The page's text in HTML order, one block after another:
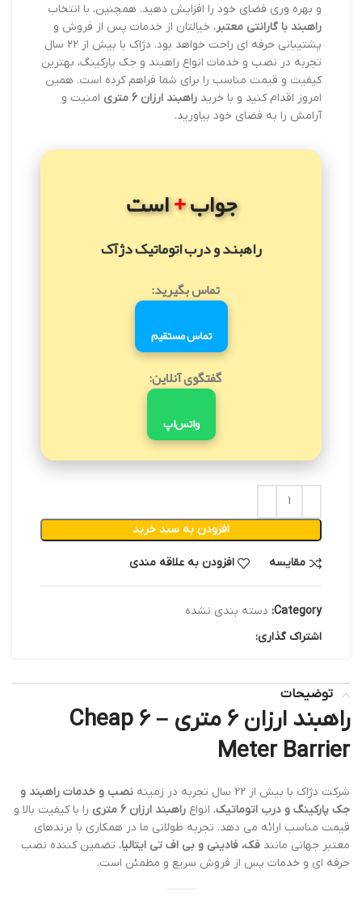
و بهره وری فضای خود را افزایش دهید. همچنین، با انتخاب
راهبند با گارانتی معتبر، خیالتان از خدمات پس از فروش و
پشتیبانی حرفه ای راحت خواهد بود. دژاک با بیش از 22 سال
تجربه در نصب و خدمات انواع راهبند و جک پارکینگ، بهترین
کیفیت و قیمت مناسب را برای شما فراهم کرده است. همین
امروز اقدام کنید و با خرید راهبند ارزان 6 متری
امنیت و
آرامش را به فضای خود بیاورید.
جواب+است
راهبند و درب اتوماتیک دژآک
تماس بگیرید:
تماس مستقیم
گفتگوی آنلاین:
واتس‌اپ
افزودن به سبد خرید
مقایسه افزودن به علاقه مندی
Category: دسته بندی نشده
اشتراک گذاری:
توضیحات
راهبند ارزان 6 متری – Cheap 6
Meter Barrier
شرکت دژاک با بیش از 22 سال تجربه در زمینه
نصب و خدمات راهبند و
جک پارکینگ و درب اتوماتیک، انواع راهبند ارزان 6 متری
را با کیفیت بالا و
قیمت مناسب ارائه می دهد. تجربه طولانی ما در همکاری با برندهای
معتبر جهانی مانند فک، فادینی و بی اف تی ایتالیا، تضمین کننده نصب
حرفه ای و خدمات پس از فروش سریع و مطمئن است.